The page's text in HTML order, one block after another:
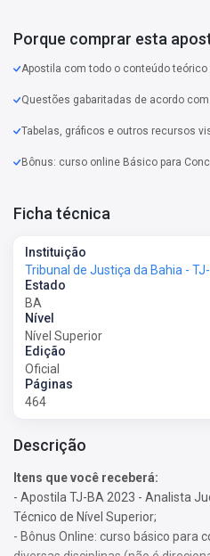
Porque comprar esta
Apostila com todo o conteúdo
Questões gabaritadas de acordo
Tabelas, gráficos e outros recursos
Bônus: curso online Básico para
Ficha técnica
Instituição
Tribunal de Justiça da Bahia -
Estado
BA
Nível
Nível Superior
Edição
Oficial
Páginas
464
Descrição
Itens que você receberá:
- Apostila TJ-BA 2023 - Analista
Técnico de Nível Superior;
- Bônus Online: curso básico para